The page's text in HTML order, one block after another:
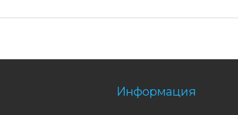
Информация